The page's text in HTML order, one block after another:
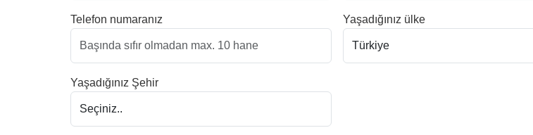
Telefon numaranız Yaşadığınız ülke
Yaşadığınız Şehir